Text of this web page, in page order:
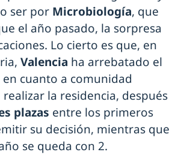
ser por Microbiología, que
el año pasado, la sorpresa
Lo cierto es que, en
Valencia ha arrebatado el
en cuanto a comunidad
la residencia, después
plazas entre los primeros
su decisión, mientras que
se queda con 2.